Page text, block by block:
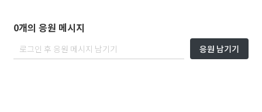
0개의 응원 메시지
응원 남기기